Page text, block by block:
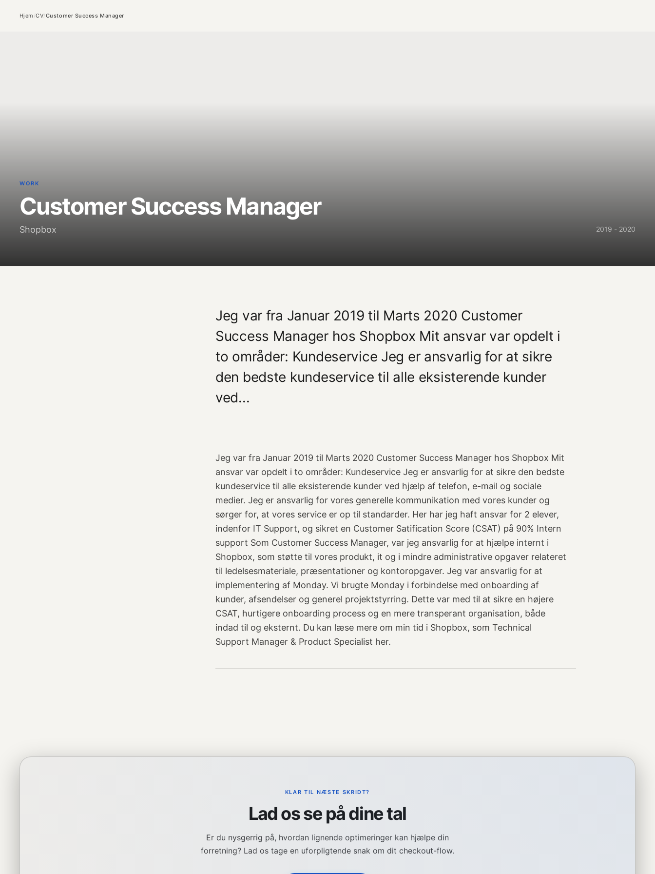
Hjem /CV/Customer Success Manager
WORK
Customer Success Manager
Shopbox 2019 - 2020
Jeg var fra Januar 2019 til Marts 2020 Customer
Success Manager hos Shopbox Mit ansvar var opdelt i
to områder: Kundeservice Jeg er ansvarlig for at sikre
den bedste kundeservice til alle eksisterende kunder
ved...
Jeg var fra Januar 2019 til Marts 2020 Customer Success Manager hos Shopbox Mit
ansvar var opdelt i to områder: Kundeservice Jeg er ansvarlig for at sikre den bedste
kundeservice til alle eksisterende kunder ved hjælp af telefon, e-mail og sociale
medier. Jeg er ansvarlig for vores generelle kommunikation med vores kunder og
sørger for, at vores service er op til standarder. Her har jeg haft ansvar for 2 elever,
indenfor IT Support, og sikret en Customer Satification Score (CSAT) på 90% Intern
support Som Customer Success Manager, var jeg ansvarlig for at hjælpe internt i
Shopbox, som støtte til vores produkt, it og i mindre administrative opgaver relateret
til ledelsesmateriale, præsentationer og kontoropgaver. Jeg var ansvarlig for at
implementering af Monday. Vi brugte Monday i forbindelse med onboarding af
kunder, afsendelser og generel projektstyrring. Dette var med til at sikre en højere
CSAT, hurtigere onboarding process og en mere transperant organisation, både
indad til og eksternt. Du kan læse mere om min tid i Shopbox, som Technical
Support Manager & Product Specialist her.
KLAR TIL NÆSTE SKRIDT?
Lad os se på dine tal
Er du nysgerrig på, hvordan lignende optimeringer kan hjælpe din
forretning? Lad os tage en uforpligtende snak om dit checkout-flow.